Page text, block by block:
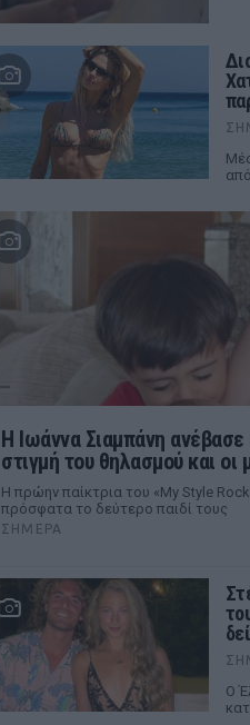
H Ιωάννα Σιαμπάνη
στιγμή του θηλασμού και
Η πρώην παίκτρια του «My Style
πρόσφατα το δεύτερο παιδί τους
ΣΉΜΕΡΑ
Ο